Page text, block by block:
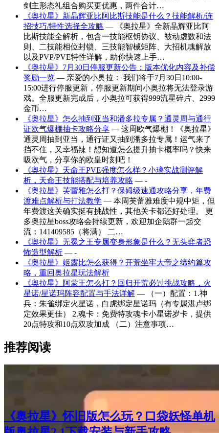
剑主形态礼组合购买更优惠，两件合计…
《奥拉星》新晶辉亚比阿比斯技能是什么？技能解析/连
招技巧/特性选择全攻略 — 《奥拉星》全新晶辉亚比阿
比斯技能全解析，包含一技能枢钥协议、被动虚数和法
则、二技能相位封锁、三技能智械矩阵、大招机魂解放
以及PVP/PVE特性详解，助你快速上手…
《奥拉星》7月30日停服更新公告：版本优化内容及补偿
奖励一览 — 亲爱的小奥拉： 我们将于7月30日10:00-
15:00进行停服更新，停服更新期间小奥拉将无法登录游
戏。全服更新完成后，小奥拉可获得999流星碎片、2999
金币…
《奥拉星》怎么抽到亚当和潘多拉专属？通灵周与通行
证欧气爆棚抽卡攻略分享 — 这周欧气爆棚！《奥拉星》
通灵周抽到亚当，通行证又抽到潘多拉专属！运气来了
挡不住，又幸福辣！想知道怎么提升抽卡概率吗？快来
吸欧气，分享你的欧皇时刻吧！
《奥拉星》天命王PVE强度怎么样？小璃实战测评解
析，天命王技能搭配与培养攻略 — -
《奥拉星》芙蕾雅怎么打？保姆级速通攻略分享，年费
渡难点解析与打法教学 — 本周芙蕾雅难度中规中矩，但
年费渡这关确实挺有挑战性，其他关卡都还好处理。 更
多奥拉星boss攻略会持续更新，欢迎加企鹅群一起交
流：141409585（将满） 二…
《奥拉星》无冕之王专属变身形象是什么？无头弈者恐
怖造型解析 — -
《奥拉星》姬露比怎么获得？开荒坐牢大帝之缔约篇攻
略，重回奥拉星玩法解析
《奥拉星》阿蒙王怎么打？回归开荒必过挑战攻略，火
星诺/星诺玛阵容配置与手法详解 — （一）配置：1.神
兵：朱雀绑定火星诺，白虎绑定星诺玛（有专属湛卢绑
定效果更佳） 2.魂卡：免费特攻魂卡小星诺岁卡，提供
20点特攻和10点双攻加成 （二）注意事项…
推荐阅读
《奥拉星》怀旧版怎么玩？口袋妖怪单机